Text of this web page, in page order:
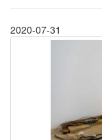
2020-07-31